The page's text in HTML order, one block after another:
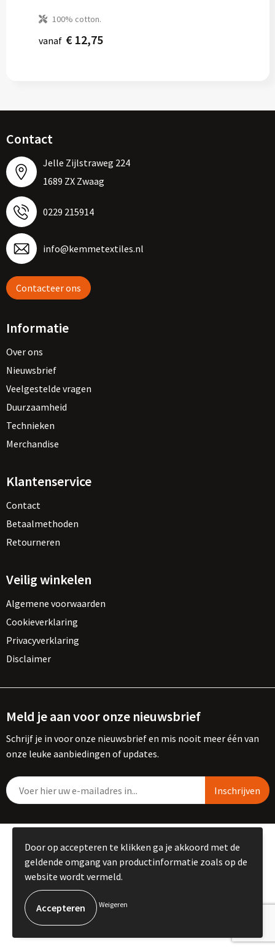
100% cotton.
vanaf € 12,75
Contact
Jelle Zijlstraweg 224
1689 ZX Zwaag
0229 215914
info@kemmetextiles.nl
Contacteer ons
Informatie
Over ons
Nieuwsbrief
Veelgestelde vragen
Duurzaamheid
Technieken
Merchandise
Klantenservice
Contact
Betaalmethoden
Retourneren
Veilig winkelen
Algemene voorwaarden
Cookieverklaring
Privacyverklaring
Disclaimer
Meld je aan voor onze nieuwsbrief
Schrijf je in voor onze nieuwsbrief en mis nooit meer één van
onze leuke aanbiedingen of updates.
© Copyright Kemme B.V. 2023
Door op accepteren te klikken ga je akkoord met de
geldende omgang van productinformatie zoals op de
website wordt vermeld.
Weigeren